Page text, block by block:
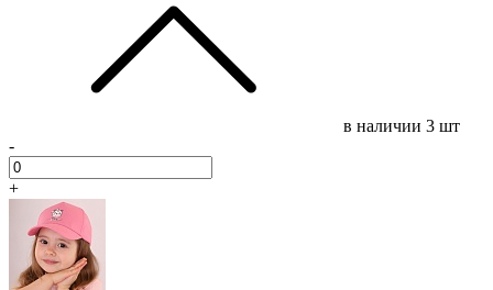
в наличии 3 шт
-
+